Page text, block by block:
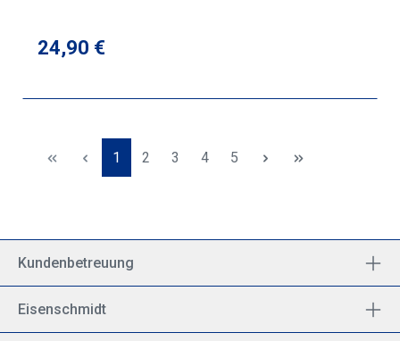
Regulärer Preis:
24,90 €
Seite
1 Seite
2 Seite
3 Seite
4 Seite
5
Kundenbetreuung
Eisenschmidt